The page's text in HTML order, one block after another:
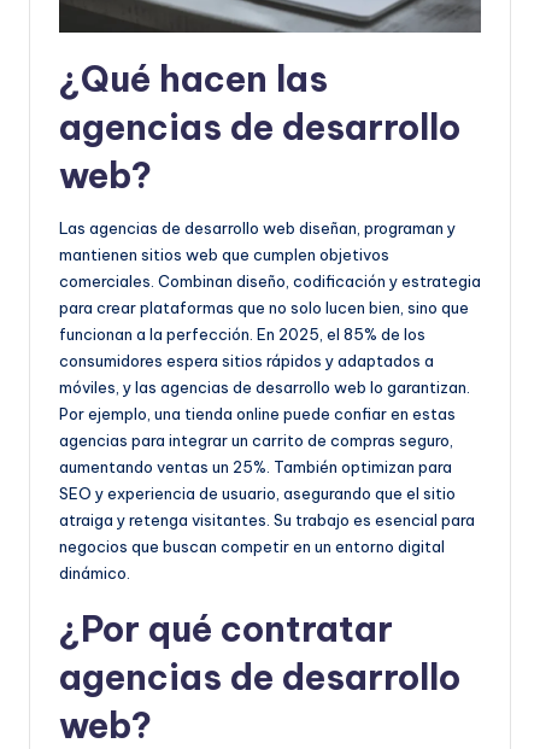
¿Qué hacen las
agencias de desarrollo
web?
Las agencias de desarrollo web diseñan, programan y
mantienen sitios web que cumplen objetivos
comerciales. Combinan diseño, codificación y estrategia
para crear plataformas que no solo lucen bien, sino que
funcionan a la perfección. En 2025, el 85% de los
consumidores espera sitios rápidos y adaptados a
móviles, y las agencias de desarrollo web lo garantizan.
Por ejemplo, una tienda online puede confiar en estas
agencias para integrar un carrito de compras seguro,
aumentando ventas un 25%. También optimizan para
SEO y experiencia de usuario, asegurando que el sitio
atraiga y retenga visitantes. Su trabajo es esencial para
negocios que buscan competir en un entorno digital
dinámico.
¿Por qué contratar
agencias de desarrollo
web?